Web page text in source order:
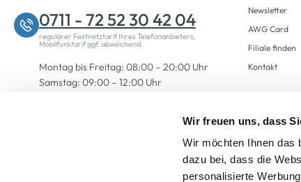
Wir freuen uns, dass
Wir möchten Ihnen das
dazu bei, dass die
personalisierte
0711 - 72 52 30 42 04
regulärer Festnetztarif Ihres Telefonanbieters,
Mobilfunktarif ggf. abweichend.
Montag bis Freitag: 08:00 – 20:00 Uhr
Samstag: 09:00 – 12:00 Uhr
Newsletter
AWG Card
Filiale finden
Kontakt